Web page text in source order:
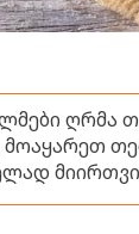
ღრმა